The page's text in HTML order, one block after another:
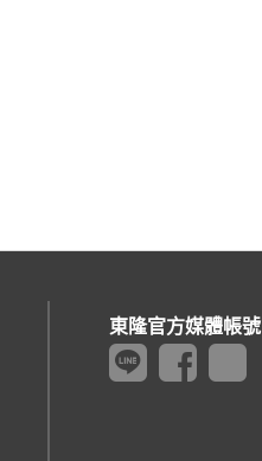
東隆官方媒體帳號